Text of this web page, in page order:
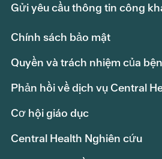
Gửi yêu cầu thông tin công
Chính sách bảo mật
Quyền và trách nhiệm của
Phản hồi về dịch vụ Central
Cơ hội giáo dục
Central Health Nghiên cứu